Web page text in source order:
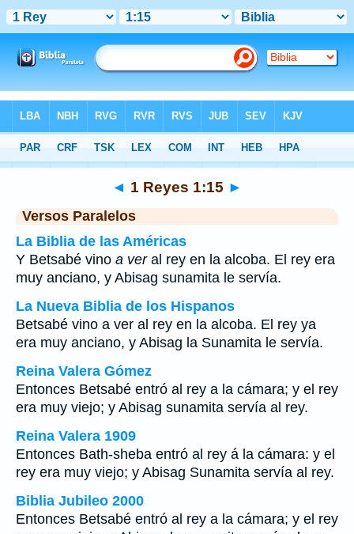
>1 Reyes Capítulo 1 > Verso 15
◄ 1 Reyes 1:15 ►
Versos Paralelos
La Biblia de las Américas
Y Betsabé vino a veral rey en la alcoba. El rey era
muy anciano, y Abisag sunamita le servía.
La Nueva Biblia de los Hispanos
Betsabé vino a ver al rey en la alcoba. El rey ya
era muy anciano, y Abisag la Sunamita le servía.
Reina Valera Gómez
Entonces Betsabé entró al rey a la cámara; y el rey
era muy viejo; y Abisag sunamita servía al rey.
Reina Valera 1909
Entonces Bath-sheba entró al rey á la cámara: y el
rey era muy viejo; y Abisag Sunamita servía al rey.
Biblia Jubileo 2000
Entonces Betsabé entró al rey a la cámara; y el rey